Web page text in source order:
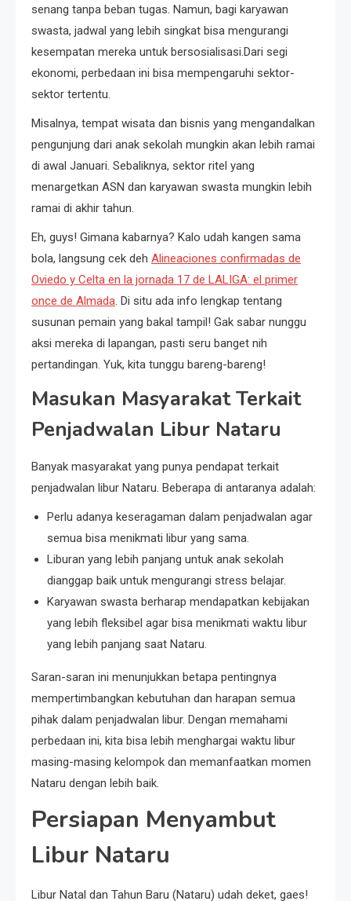
senang tanpa beban tugas. Namun, bagi karyawan
swasta, jadwal yang lebih singkat bisa mengurangi
kesempatan mereka untuk bersosialisasi.Dari segi
ekonomi, perbedaan ini bisa mempengaruhi sektor-
sektor tertentu.
Misalnya, tempat wisata dan bisnis yang mengandalkan
pengunjung dari anak sekolah mungkin akan lebih ramai
di awal Januari. Sebaliknya, sektor ritel yang
menargetkan ASN dan karyawan swasta mungkin lebih
ramai di akhir tahun.
Eh, guys! Gimana kabarnya? Kalo udah kangen sama
bola, langsung cek deh Alineaciones confirmadas de
Oviedo y Celta en la jornada 17 de LALIGA: el primer
once de Almada. Di situ ada info lengkap tentang
susunan pemain yang bakal tampil! Gak sabar nunggu
aksi mereka di lapangan, pasti seru banget nih
pertandingan. Yuk, kita tunggu bareng-bareng!
Masukan Masyarakat Terkait
Penjadwalan Libur Nataru
Banyak masyarakat yang punya pendapat terkait
penjadwalan libur Nataru. Beberapa di antaranya adalah:
Perlu adanya keseragaman dalam penjadwalan agar
semua bisa menikmati libur yang sama.
Liburan yang lebih panjang untuk anak sekolah
dianggap baik untuk mengurangi stress belajar.
Karyawan swasta berharap mendapatkan kebijakan
yang lebih fleksibel agar bisa menikmati waktu libur
yang lebih panjang saat Nataru.
Saran-saran ini menunjukkan betapa pentingnya
mempertimbangkan kebutuhan dan harapan semua
pihak dalam penjadwalan libur. Dengan memahami
perbedaan ini, kita bisa lebih menghargai waktu libur
masing-masing kelompok dan memanfaatkan momen
Nataru dengan lebih baik.
Persiapan Menyambut
Libur Nataru
Libur Natal dan Tahun Baru (Nataru) udah deket, gaes!